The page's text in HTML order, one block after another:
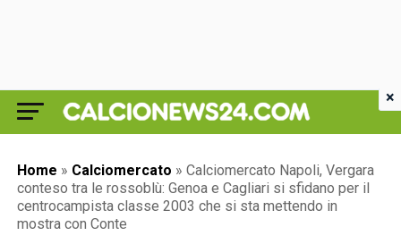
Home » Calciomercato » Calciomercato Napoli, Vergara
conteso tra le rossoblù: Genoa e Cagliari si sfidano per il
centrocampista classe 2003 che si sta mettendo in
mostra con Conte
×